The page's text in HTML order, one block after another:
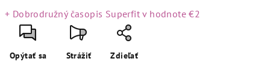
+ Dobrodružný časopis Superfitv hodnote €2
Opýtať sa Strážiť Zdieľať